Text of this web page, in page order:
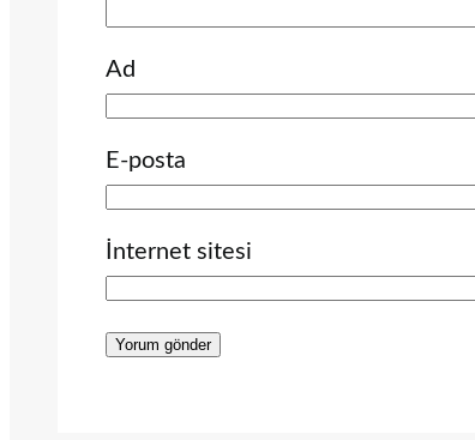
Ad
E-posta
İnternet sitesi